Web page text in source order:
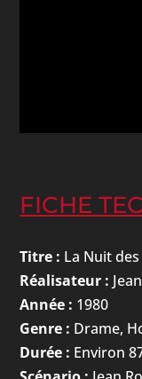
FICHE
Titre : La Nuit
Réalisateur :
Année : 1980
Genre : Drame,
Durée : Environ